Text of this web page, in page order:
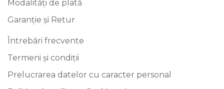
Modalități de plată
Garanție și Retur
Întrebări frecvente
Termeni și condiții
Prelucrarea datelor cu caracter personal